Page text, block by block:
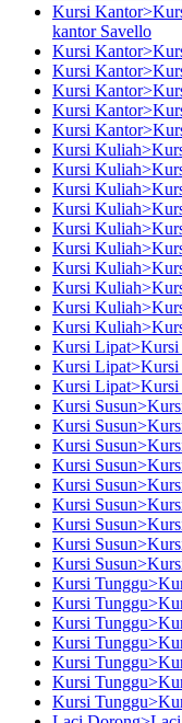
Kursi
kantor Savello
Kursi
Kursi
Kursi
Kursi
Kursi
Kursi
Kursi
Kursi
Kursi
Kursi
Kursi
Kursi
Kursi
Kursi
Kursi
Kursi Lipat>Kursi
Kursi Lipat>Kursi
Kursi
Kursi
Kursi
Kursi
Kursi
Kursi
Kursi
Kursi
Kursi
Kursi
Kursi
Kursi
Kursi
Kursi
Kursi
Kursi
Kursi